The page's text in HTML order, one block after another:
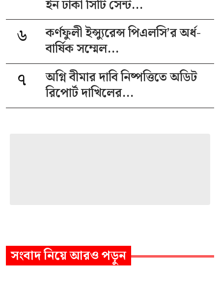
ইন ঢাকা সিটি সেন্ট...
৬
কর্ণফুলী ইন্স্যুরেন্স পিএলসি’র অর্ধ-
বার্ষিক সম্মেল...
৭
অগ্নি বীমার দাবি নিষ্পত্তিতে অডিট
রিপোর্ট দাখিলের...
সংবাদনিয়ে আরও পড়ুন